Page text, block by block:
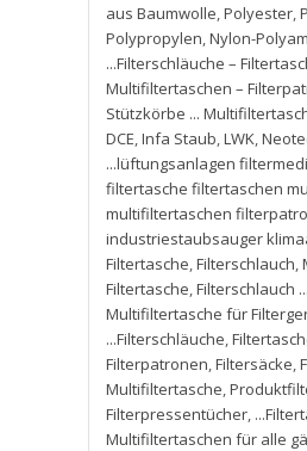
aus Baumwolle,Polyester,
Polypropylen,Nylon-
...Filterschläuche –
Multifiltertaschen –
Stützkörbe ...
DCE,Infa Staub,LWK,
...lüftungsanlagen
filtertasche filtertaschen
multifiltertaschen
industriestaubsauger
Filtertasche,Filterschlauch,
Filtertasche,Filterschlauch
Multifiltertasche für
...Filterschläuche,
Filterpatronen,Filtersäcke,
Multifiltertasche,
Filterpressentücher,
Multifiltertaschen für alle